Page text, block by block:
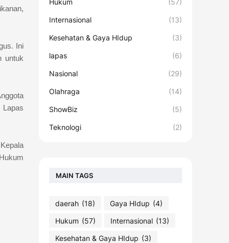
Ini
untuk
Hukum (57)
Internasional (13)
Kesehatan & Gaya HIdup (3)
lapas (6)
Nasional (29)
Olahraga (14)
ShowBiz (5)
Teknologi (2)
MAIN TAGS
daerah (18) Gaya HIdup (4)
Hukum (57) Internasional (13)
Kesehatan & Gaya HIdup (3)